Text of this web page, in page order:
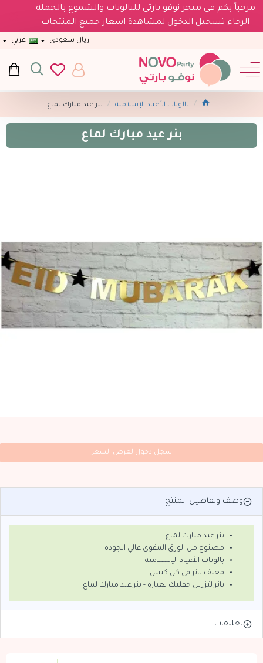
مرحباً بكم فى متجر نوفو بارتي للبالونات والشموع بالجملة
الرجاء تسجيل الدخول لمشاهدة اسعار جميع المنتجات
ريال سعودى عربي
بالونات الأعياد الإسلامية بنر عيد مبارك لماع
بنر عيد مبارك لماع
سجل دخول لعرض السعر
وصف وتفاصيل المنتج
بنر عيد مبارك لماع
مصنوع من الورق المقوى عالي الجودة
بالونات الأعياد الإسلامية
مغلف بانر في كل كيس
بانر لتززين حفلتك بعبارة - بنر عيد مبارك لماع
تعليقات